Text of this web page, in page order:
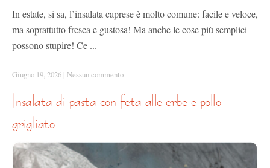
In estate, si sa, l’insalata caprese è molto comune: facile e veloce,
ma soprattutto fresca e gustosa! Ma anche le cose più semplici
possono stupire! Ce ...
Giugno 19, 2026 | Nessun commento
insalata di pasta con feta alle erbe e pollo
grigliato